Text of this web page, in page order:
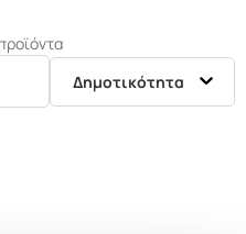
Δημοτικότητα